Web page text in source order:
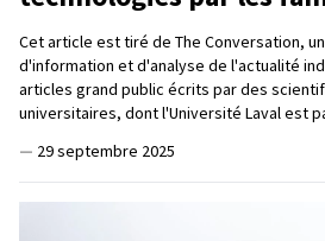
Cet article est tiré de The Conversation,
d'information et d'analyse de l'actualité
articles grand public écrits par des
universitaires, dont l'Université Laval est
— 29 septembre 2025